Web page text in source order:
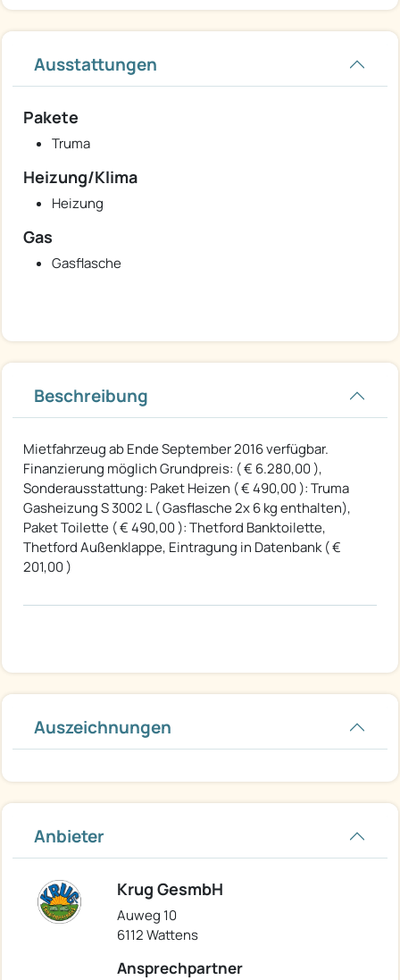
Ausstattungen
Pakete
Truma
Heizung/Klima
Heizung
Gas
Gasflasche
Beschreibung
Mietfahrzeug ab Ende September 2016 verfügbar.
Finanzierung möglich Grundpreis: ( € 6.280,00 ),
Sonderausstattung: Paket Heizen ( € 490,00 ): Truma
Gasheizung S 3002 L ( Gasflasche 2x 6 kg enthalten),
Paket Toilette ( € 490,00 ): Thetford Banktoilette,
Thetford Außenklappe, Eintragung in Datenbank ( €
201,00 )
Auszeichnungen
Anbieter
Krug GesmbH
Auweg 10
6112 Wattens
Ansprechpartner